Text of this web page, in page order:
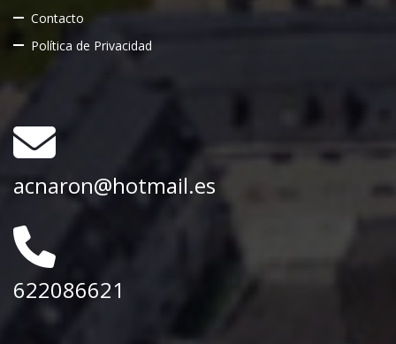
Contacto
Política de Privacidad
acnaron@hotmail.es
622086621